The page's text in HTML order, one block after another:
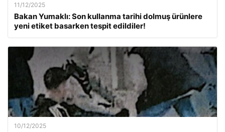
11/12/2025
Bakan Yumaklı: Son kullanma tarihi dolmuş ürünlere
yeni etiket basarken tespit edildiler!
10/12/2025